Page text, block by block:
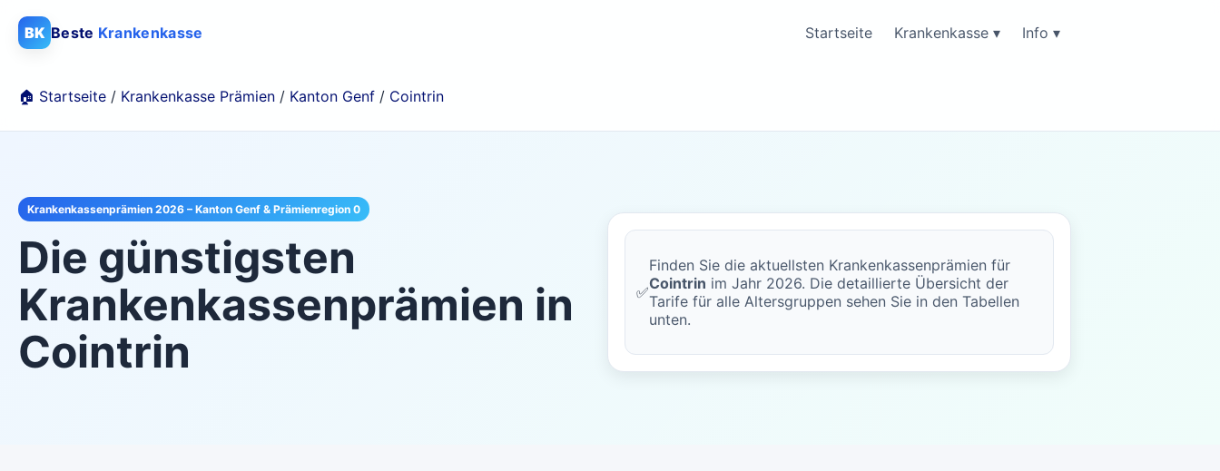
BK Beste Krankenkasse Startseite Krankenkasse ▾ Info ▾
🏠 Startseite / Krankenkasse Prämien / Kanton Genf / Cointrin
Krankenkassenprämien 2026 – Kanton Genf & Prämienregion 0
Die günstigsten
Krankenkassenprämien in
Cointrin
✅
Finden Sie die aktuellsten Krankenkassenprämien für
Cointrin im Jahr 2026. Die detaillierte Übersicht der
Tarife für alle Altersgruppen sehen Sie in den Tabellen
unten.